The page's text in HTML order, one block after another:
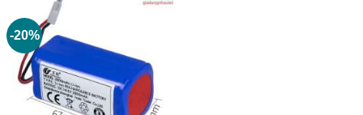
-20%